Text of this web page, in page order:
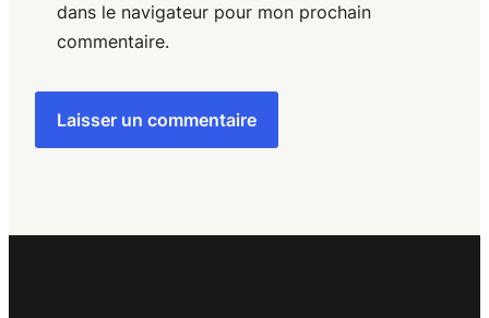
dans le navigateur pour mon prochain
commentaire.